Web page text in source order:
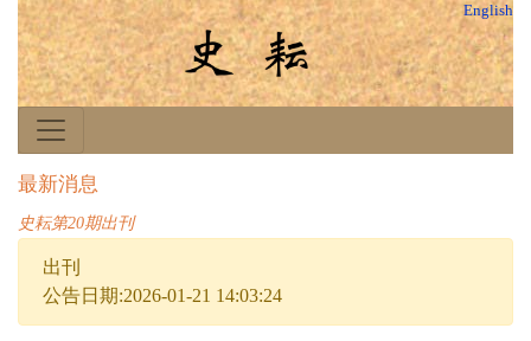
English
最新消息
史耘第20期出刊
出刊
公告日期:2026-01-21 14:03:24